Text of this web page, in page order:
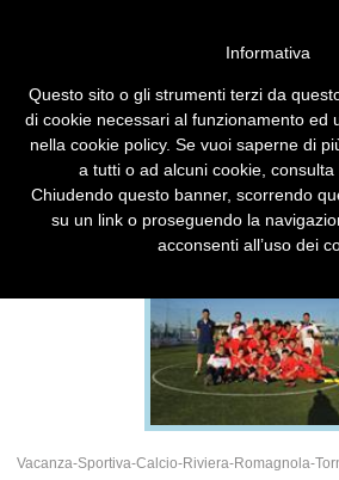
DETTAGLIO TORNEO FOTO
2014 - 15° TORNEO
Vacanza-Sportiva-Calcio-Riviera-Romagnola-
Informativa
Questo sito o gli strumenti terzi da
di cookie necessari al funzionamento ed
nella cookie policy. Se vuoi saperne di
a tutti o ad alcuni cookie, consulta
Chiudendo questo banner, scorrendo
su un link o proseguendo la
acconsenti all’uso dei